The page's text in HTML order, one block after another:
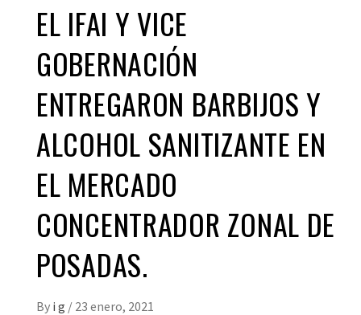
EL IFAI Y VICE
GOBERNACIÓN
ENTREGARON BARBIJOS Y
ALCOHOL SANITIZANTE EN
EL MERCADO
CONCENTRADOR ZONAL DE
POSADAS.
By i g / 23 enero, 2021